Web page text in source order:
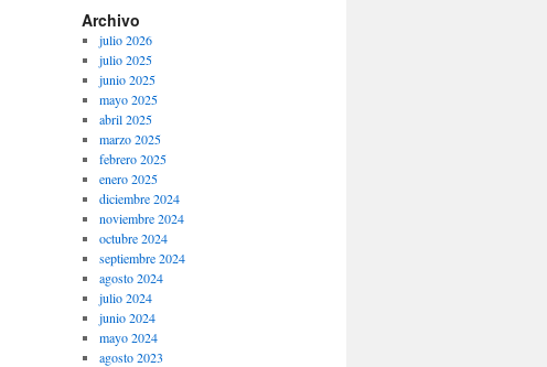
Archivo
julio 2026
julio 2025
junio 2025
mayo 2025
abril 2025
marzo 2025
febrero 2025
enero 2025
diciembre 2024
noviembre 2024
octubre 2024
septiembre 2024
agosto 2024
julio 2024
junio 2024
mayo 2024
agosto 2023